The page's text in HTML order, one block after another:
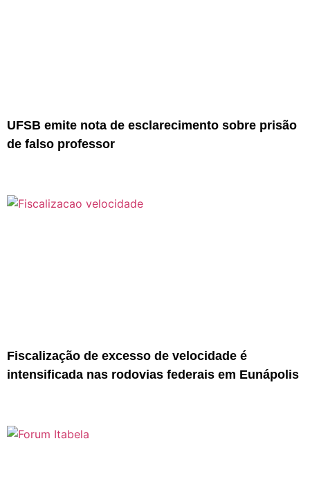
UFSB emite nota de esclarecimento sobre prisão
de falso professor
Fiscalização de excesso de velocidade é
intensificada nas rodovias federais em Eunápolis